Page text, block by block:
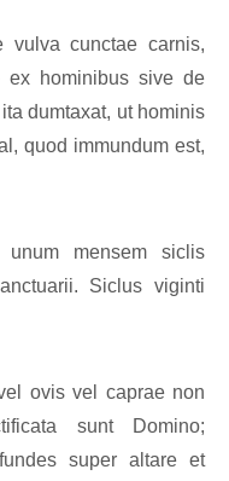
vulva cunctae carnis,
ex hominibus sive de
dumtaxat, ut hominis
quod immundum est,
mensem siclis
Siclus viginti
ovis vel caprae non
sunt Domino;
super altare et